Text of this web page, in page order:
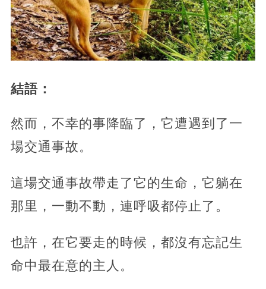
結語：
然而，不幸的事降臨了，它遭遇到了一
場交通事故。
這場交通事故帶走了它的生命，它躺在
那里，一動不動，連呼吸都停止了。
也許，在它要走的時候，都沒有忘記生
命中最在意的主人。